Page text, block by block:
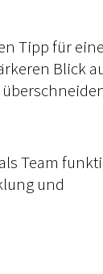
Tipp für
Blick
Team
und